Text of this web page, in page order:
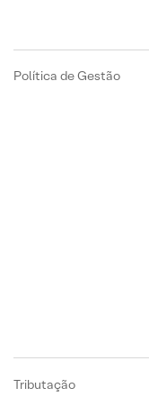
Política de Gestão
Tributação